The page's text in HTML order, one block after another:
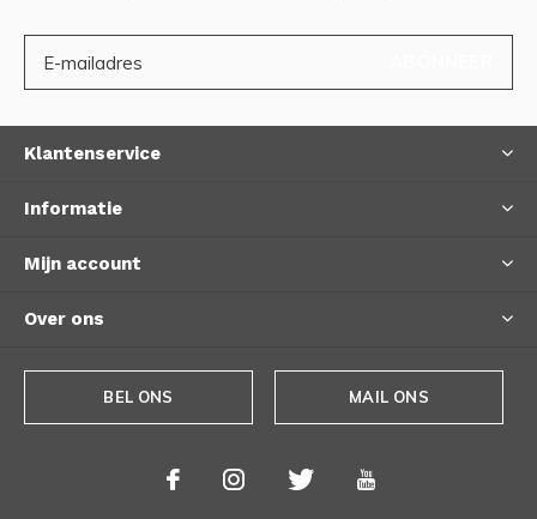
Klantenservice
Informatie
Mijn account
Over ons
BEL ONS MAIL ONS